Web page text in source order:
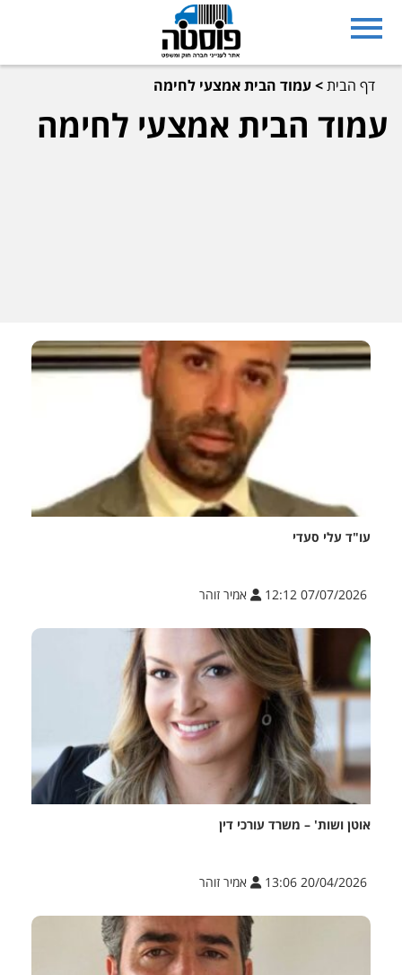
דף הבית>עמוד הבית אמצעי לחימה
עמוד הבית אמצעי לחימה
עו"ד עלי סעדי
07/07/2026 12:12 אמיר זוהר
אוטן ושות' – משרד עורכי דין
20/04/2026 13:06 אמיר זוהר